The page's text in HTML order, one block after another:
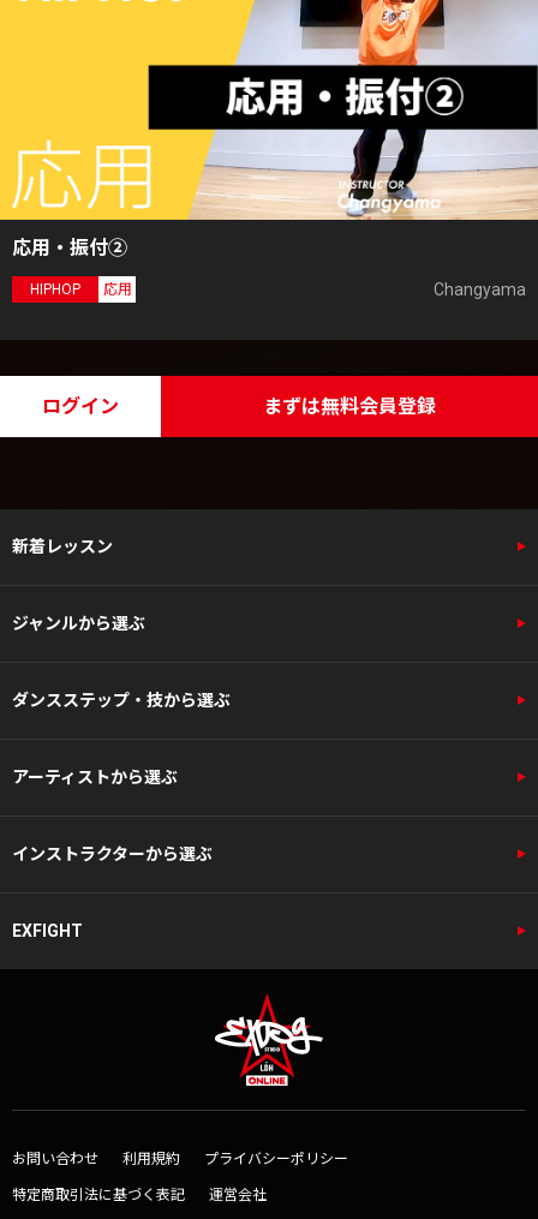
応用・振付②
HIPHOP 応用 Changyama
ログイン まずは無料会員登録
新着レッスン
ジャンルから選ぶ
ダンスステップ・技から選ぶ
アーティストから選ぶ
インストラクターから選ぶ
EXFIGHT
お問い合わせ 利用規約 プライバシーポリシー
特定商取引法に基づく表記 運営会社